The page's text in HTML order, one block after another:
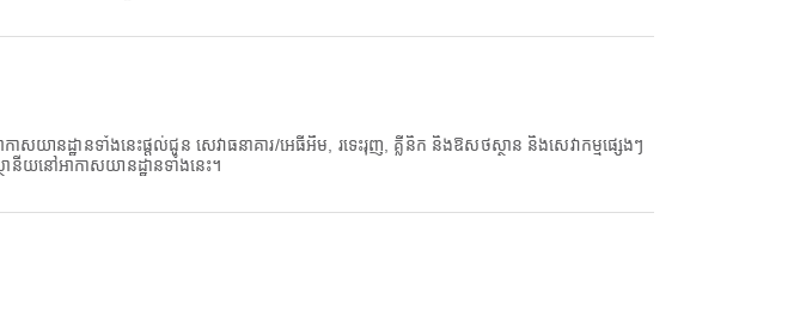
នដ្ឋានទាំងនេះផ្តល់ជូន សេវាធនាគារ/អេធីអឹម, រទេះរុញ, គ្លីនិក និងឱសថស្ថាន និងសេវាកម្មផ្សេងៗ
នីយនៅអាកាសយានដ្ឋានទាំងនេះ។